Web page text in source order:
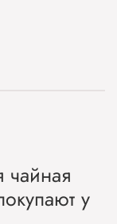
чайная
у